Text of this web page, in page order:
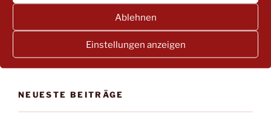
Ablehnen
Einstellungen anzeigen
NACH BEITRAGSKATEGORIEN FILTERN:
BEITRAGSKATEGORIEN
FILTERN:
NEUESTE BEITRÄGE